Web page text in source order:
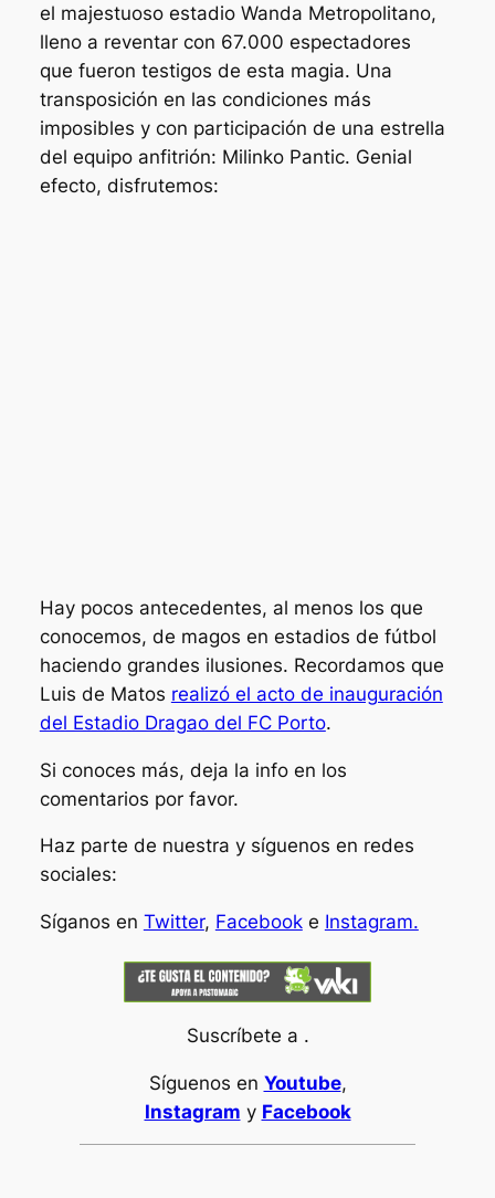
el majestuoso estadio Wanda Metropolitano,
lleno a reventar con 67.000 espectadores
que fueron testigos de esta magia. Una
transposición en las condiciones más
imposibles y con participación de una estrella
del equipo anfitrión: Milinko Pantic. Genial
efecto, disfrutemos:
Hay pocos antecedentes, al menos los que
conocemos, de magos en estadios de fútbol
haciendo grandes ilusiones. Recordamos que
Luis de Matos realizó el acto de inauguración
del Estadio Dragao del FC Porto.
Si conoces más, deja la info en los
comentarios por favor.
Haz parte de nuestra y síguenos en redes
sociales:
Síganos en Twitter, Facebooke Instagram.
Suscríbete a .
Síguenos en Youtube,
Instagram y Facebook